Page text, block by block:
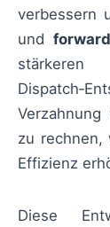
verbessern
und
zu rechnen,
Effizienz
Diese